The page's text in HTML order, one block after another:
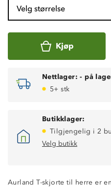
Velg størrelse
Kjøp
Nettlager: - på
5+ stk
Butikklager:
Tilgjengelig i 2
Velg butikk
Aurland T-skjorte til herre er